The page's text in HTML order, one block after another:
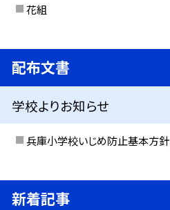
花組
配布文書
学校よりお知らせ
兵庫小学校いじめ防止基本方針
新着記事